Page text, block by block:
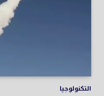
التكنولوجيا